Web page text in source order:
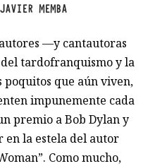
JAVIER MEMBA
—y cantautoras
tardofranquismo y la
que aún viven,
impunemente cada
premio a Bob Dylan y
en la estela del autor
Como mucho,